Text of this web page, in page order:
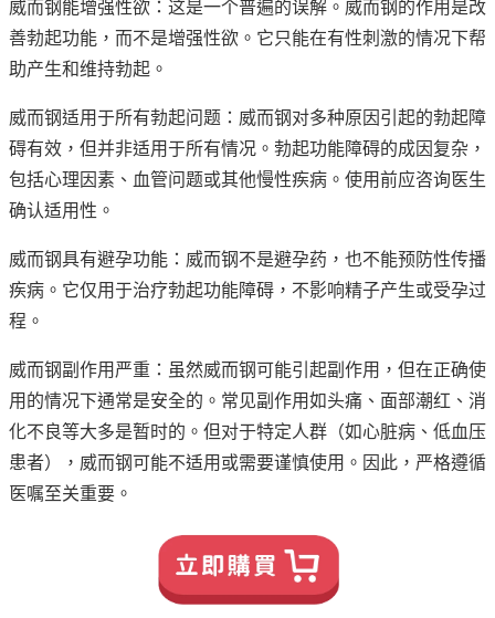
威而钢能增强性欲：这是一个普遍的误解。威而钢的作用是改
善勃起功能，而不是增强性欲。它只能在有性刺激的情况下帮
助产生和维持勃起。
威而钢适用于所有勃起问题：威而钢对多种原因引起的勃起障
碍有效，但并非适用于所有情况。勃起功能障碍的成因复杂，
包括心理因素、血管问题或其他慢性疾病。使用前应咨询医生
确认适用性。
威而钢具有避孕功能：威而钢不是避孕药，也不能预防性传播
疾病。它仅用于治疗勃起功能障碍，不影响精子产生或受孕过
程。
威而钢副作用严重：虽然威而钢可能引起副作用，但在正确使
用的情况下通常是安全的。常见副作用如头痛、面部潮红、消
化不良等大多是暂时的。但对于特定人群（如心脏病、低血压
患者），威而钢可能不适用或需要谨慎使用。因此，严格遵循
医嘱至关重要。